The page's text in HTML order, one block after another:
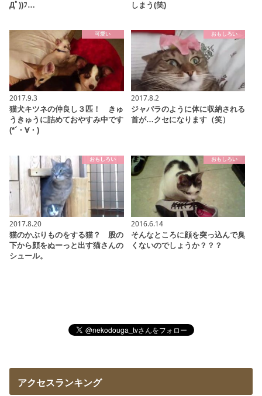
Дﾟ))ﾌ…
しまう(笑)
可愛い
2017.9.3
猫犬キツネの仲良し３匹！ きゅ
うきゅうに詰めておやすみ中です
(*´・∀・)
おもしろい
2017.8.2
ジャバラのように体に収納される
首が…クセになります（笑）
おもしろい
2017.8.20
猫のかぶりものをする猫？ 股の
下から顔をぬーっと出す猫さんの
シュール。
おもしろい
2016.6.14
そんなところに顔を突っ込んで臭
くないのでしょうか？？？
アクセスランキング